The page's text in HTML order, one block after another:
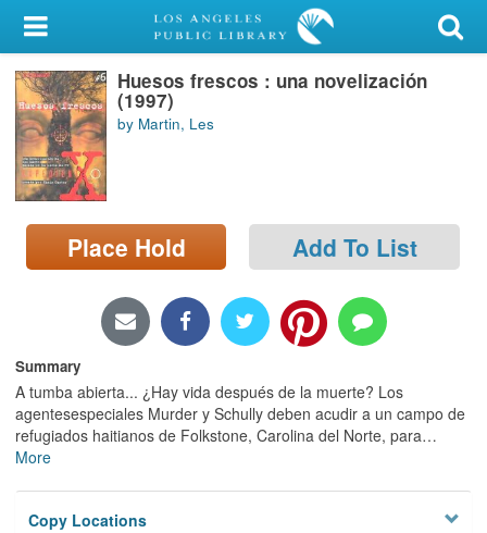
My Account
Library Card
Sign In
Search
Locations/Hours (external
page)
Huesos frescos : una novelización
(1997)
by Martin, Les
Place Hold Add To List
Summary
A tumba abierta... ¿Hay vida después de la muerte? Los
agentesespeciales Murder y Schully deben acudir a un campo de
refugiados haitianos de Folkstone, Carolina del Norte, para…
More
Copy Locations